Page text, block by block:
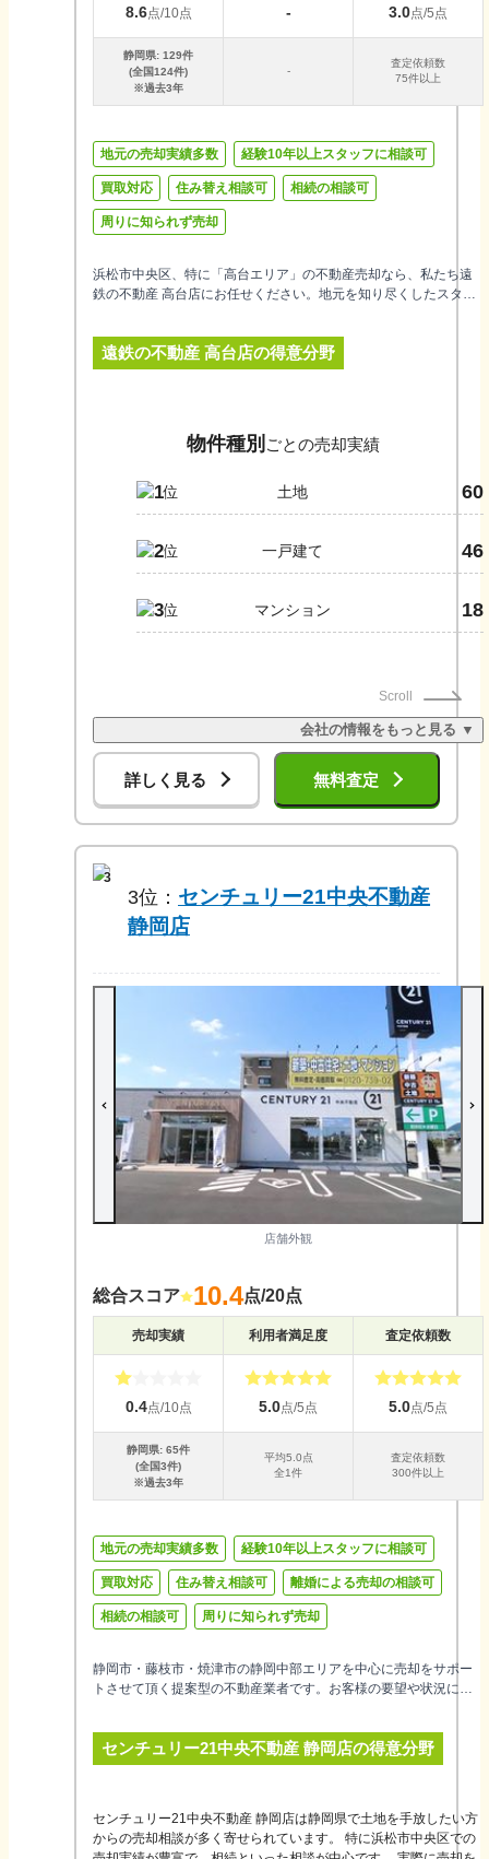
8.6点/10点 - 3.0点/5点
静岡県: 129件
(全国124件)
※過去3年
-
査定依頼数
75件以上
地元の売却実績多数 経験10年以上スタッフに相談可
買取対応 住み替え相談可 相続の相談可
周りに知られず売却
浜松市中央区、特に「高台エリア」の不動産売却なら、私たち遠
鉄の不動産 高台店にお任せください。地元を知り尽くしたスタッ
り良い条件で売却できるようサポートいたします。一般的な売買
仲介はもちろん、住み替えや相続、買取のご相談まで幅広く対応
遠鉄の不動産 高台店の得意分野
物件種別 ごとの売却実績
1 土地 60
2 一戸建て 46
3 マンション 18
Scroll
会社の情報をもっと見る ▼
詳しく見る 無料査定
3
3位： センチュリー21中央不動産
静岡店
店舗外観
総合スコア 10.4点/20点
売却実績 利用者満足度 査定依頼数
0.4点/10点 5.0点/5点 5.0点/5点
静岡県: 65件
(全国3件)
※過去3年
平均5.0点
全1件
査定依頼数
300件以上
地元の売却実績多数 経験10年以上スタッフに相談可
買取対応 住み替え相談可 離婚による売却の相談可
相続の相談可 周りに知られず売却
静岡市・藤枝市・焼津市の静岡中部エリアを中心に売却をサポー
トさせて頂く提案型の不動産業者です。お客様の要望や状況に合
センチュリー21中央不動産 静岡店の得意分野
センチュリー21中央不動産 静岡店は静岡県で土地を手放したい方
からの売却相談が多く寄せられています。 特に浜松市中央区での